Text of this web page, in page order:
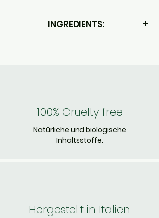
INGREDIENTS:
100% Cruelty free
Natürliche und biologische
Inhaltsstoffe.
Hergestellt in Italien